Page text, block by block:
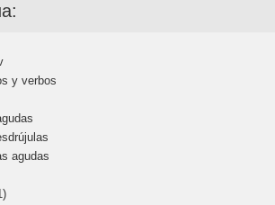
y verbos
agudas